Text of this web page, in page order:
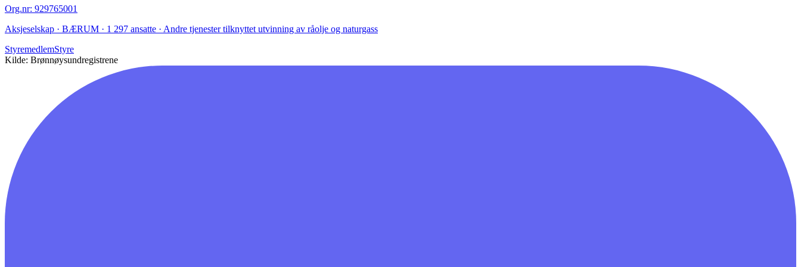
Org.nr: 929765001
Aksjeselskap · BÆRUM · 1 297 ansatte · Andre tjenester tilknyttet utvinning av råolje og naturgass
StyremedlemStyre
Kilde: Brønnøysundregistrene